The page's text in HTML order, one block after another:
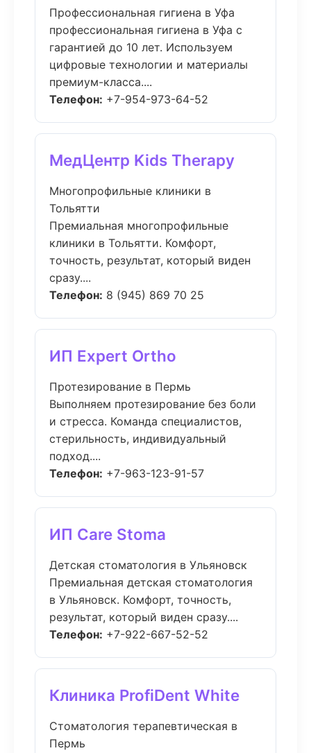
Профессиональная гигиена в Уфа
профессиональная гигиена в Уфа с
гарантией до 10 лет. Используем
цифровые технологии и материалы
премиум-класса....
Телефон: +7-954-973-64-52
МедЦентр Kids Therapy
Многопрофильные клиники в
Тольятти
Премиальная многопрофильные
клиники в Тольятти. Комфорт,
точность, результат, который виден
сразу....
Телефон: 8 (945) 869 70 25
ИП Expert Ortho
Протезирование в Пермь
Выполняем протезирование без боли
и стресса. Команда специалистов,
стерильность, индивидуальный
подход....
Телефон: +7-963-123-91-57
ИП Care Stoma
Детская стоматология в Ульяновск
Премиальная детская стоматология
в Ульяновск. Комфорт, точность,
результат, который виден сразу....
Телефон: +7-922-667-52-52
Клиника ProfiDent White
Стоматология терапевтическая в
Пермь